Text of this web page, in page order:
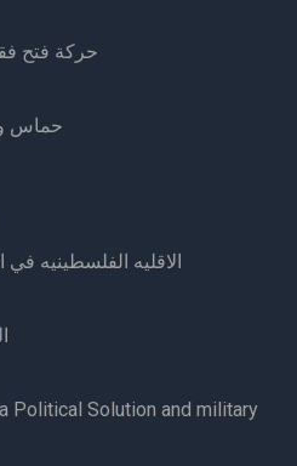
حركة فتح
حماس
الاقليه الفلسطينيه
Political Solution and military